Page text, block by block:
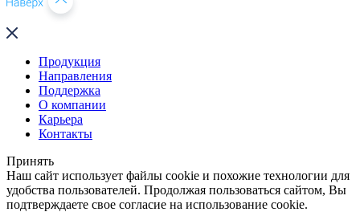
Продукция
Направления
Поддержка
О компании
Карьера
Контакты
Принять
Наш сайт использует файлы cookie и похожие технологии для
удобства пользователей. Продолжая пользоваться сайтом, Вы
подтверждаете свое согласие на использование cookie.